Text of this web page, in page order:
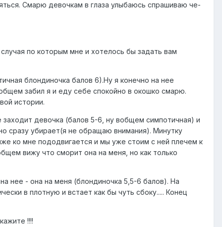
Смарю девочкам в глаза улыбаюсь спрашиваю че-
по которым мне и хотелось бы задать вам
блондиночка балов 6).Ну я конечно на нее
забил я и еду себе спокойно в окошко смарю.
истории.
девочка (балов 5-6, ну вобщем симпотичная) и
сразу убирает(я не обращаю внимания). Минутку
ко мне пододвигается и мы уже стоим с ней плечем к
вижу что сморит она на меня, но как только
нее - она на меня (блондиночка 5,5-6 балов). На
в плотную и встает как бы чуть сбоку..... Конец
!!!!